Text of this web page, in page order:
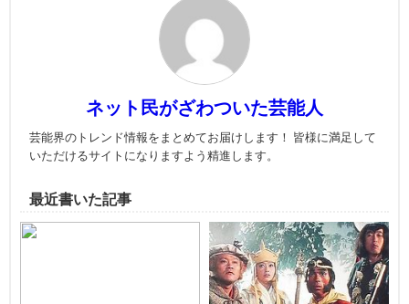
ネット民がざわついた芸能人
芸能界のトレンド情報をまとめてお届けします！ 皆様に満足して
いただけるサイトになりますよう精進します。
最近書いた記事